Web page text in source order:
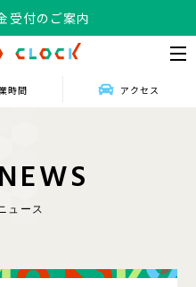
受付のご案内
時間 アクセス
NEWS
ュース